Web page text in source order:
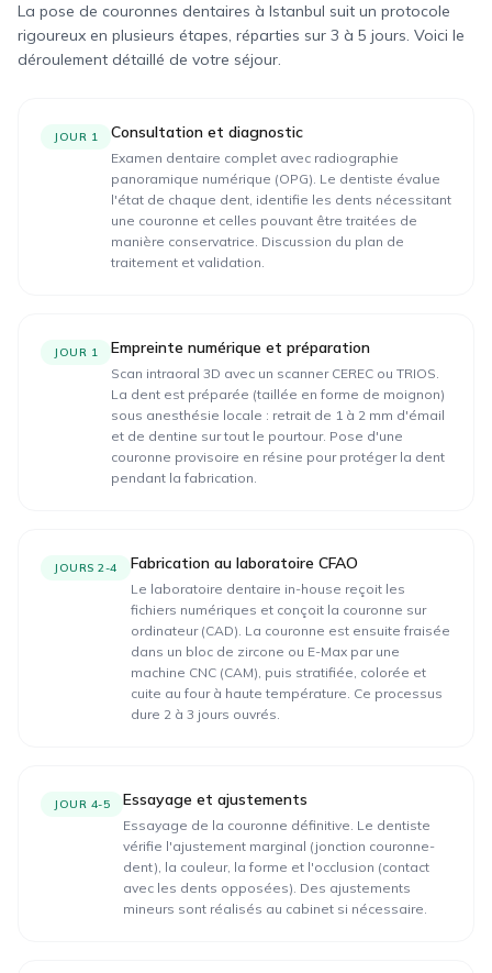
La pose de couronnes dentaires à Istanbul suit un protocole
rigoureux en plusieurs étapes, réparties sur 3 à 5 jours. Voici le
déroulement détaillé de votre séjour.
JOUR 1 Consultation et diagnostic
Examen dentaire complet avec radiographie
panoramique numérique (OPG). Le dentiste évalue
l'état de chaque dent, identifie les dents nécessitant
une couronne et celles pouvant être traitées de
manière conservatrice. Discussion du plan de
traitement et validation.
JOUR 1 Empreinte numérique et préparation
Scan intraoral 3D avec un scanner CEREC ou TRIOS.
La dent est préparée (taillée en forme de moignon)
sous anesthésie locale : retrait de 1 à 2 mm d'émail
et de dentine sur tout le pourtour. Pose d'une
couronne provisoire en résine pour protéger la dent
pendant la fabrication.
JOURS 2-4 Fabrication au laboratoire CFAO
Le laboratoire dentaire in-house reçoit les
fichiers numériques et conçoit la couronne sur
ordinateur (CAD). La couronne est ensuite fraisée
dans un bloc de zircone ou E-Max par une
machine CNC (CAM), puis stratifiée, colorée et
cuite au four à haute température. Ce processus
dure 2 à 3 jours ouvrés.
JOUR 4-5 Essayage et ajustements
Essayage de la couronne définitive. Le dentiste
vérifie l'ajustement marginal (jonction couronne-
dent), la couleur, la forme et l'occlusion (contact
avec les dents opposées). Des ajustements
mineurs sont réalisés au cabinet si nécessaire.